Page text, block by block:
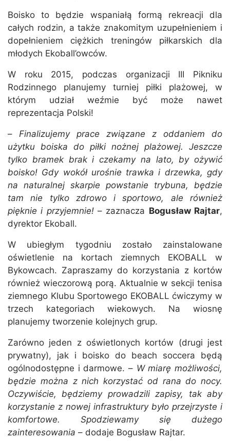
Boisko to będzie wspaniałą formą rekreacji dla
całych rodzin, a także znakomitym uzupełnieniem i
dopełnieniem ciężkich treningów piłkarskich dla
młodych Ekoball’owców.
W roku 2015, podczas organizacji III Pikniku
Rodzinnego planujemy turniej piłki plażowej, w
którym udział weźmie być może nawet
reprezentacja Polski!
– Finalizujemy prace związane z oddaniem do
użytku boiska do piłki nożnej plażowej. Jeszcze
tylko bramek brak i czekamy na lato, by ożywić
boisko! Gdy wokół urośnie trawka i drzewka, gdy
na naturalnej skarpie powstanie trybuna, będzie
tam nie tylko zdrowo i sportowo, ale również
pięknie i przyjemnie!– zaznacza Bogusław Rajtar,
dyrektor Ekoball.
W ubiegłym tygodniu zostało zainstalowane
oświetlenie na kortach ziemnych EKOBALL w
Bykowcach. Zapraszamy do korzystania z kortów
również wieczorową porą. Aktualnie w sekcji tenisa
ziemnego Klubu Sportowego EKOBALL ćwiczymy w
trzech kategoriach wiekowych. Na wiosnę
planujemy tworzenie kolejnych grup.
Zarówno jeden z oświetlonych kortów (drugi jest
prywatny), jak i boisko do beach soccera będą
ogólnodostępne i darmowe. – W miarę możliwości,
będzie można z nich korzystać od rana do nocy.
Oczywiście, będziemy prowadzili zapisy, tak aby
korzystanie z nowej infrastruktury było przejrzyste i
komfortowe. Spodziewamy się dużego
zainteresowania – dodaje Bogusław Rajtar.